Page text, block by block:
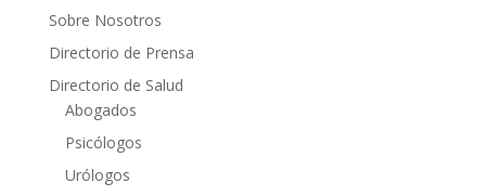
Sobre Nosotros
Directorio de Prensa
Directorio de Salud
Abogados
Psicólogos
Urólogos